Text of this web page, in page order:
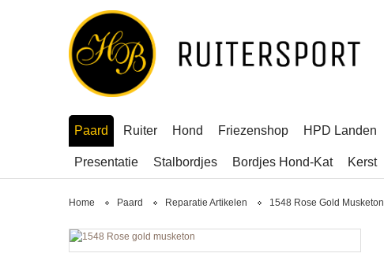
Paard Ruiter Hond Friezenshop HPD Landen
Presentatie Stalbordjes Bordjes Hond-Kat Kerst
Home Paard Reparatie Artikelen 1548 Rose Gold Musketon